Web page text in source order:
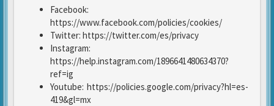
Facebook:
https://www.facebook.com/policies/cookies/
Twitter: https://twitter.com/es/privacy
Instagram:
https://help.instagram.com/1896641480634370?
ref=ig
Youtube: https://policies.google.com/privacy?hl=es-
419&gl=mx